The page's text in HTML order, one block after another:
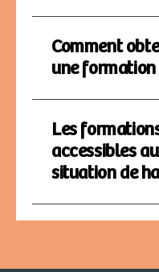
Comment
une formation
Les
accessibles
situation de